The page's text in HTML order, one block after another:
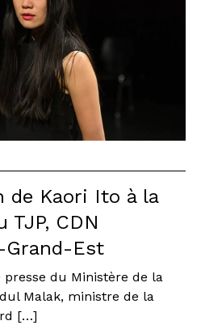
de Kaori Ito à la
CDN
Grand-Est
du Ministère de la
Malak, ministre de la
[…]